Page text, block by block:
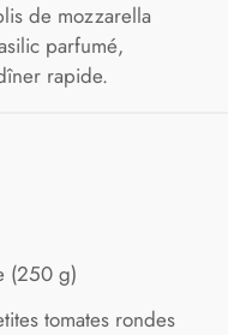
de mozzarella
parfumé,
rapide.
(250 g)
tomates rondes